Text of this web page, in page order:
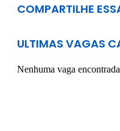
COMPARTILHE
ULTIMAS VAGAS
Nenhuma vaga encontrada